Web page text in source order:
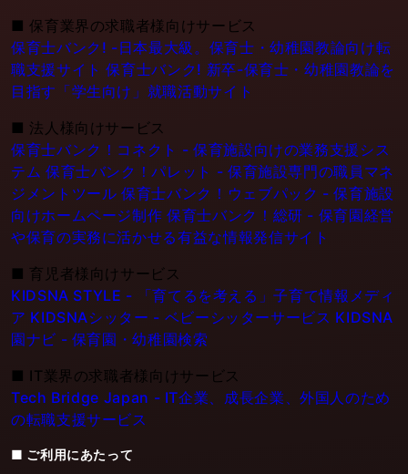
■ 保育業界の求職者様向けサービス
保育士バンク! -日本最大級。保育士・幼稚園教論向け転
職支援サイト 保育士バンク! 新卒-保育士・幼稚園教論を
目指す「学生向け」就職活動サイト
■ 法人様向けサービス
保育士バンク！コネクト - 保育施設向けの業務支援シス
テム 保育士バンク！パレット - 保育施設専門の職員マネ
ジメントツール 保育士バンク！ウェブパック - 保育施設
向けホームページ制作 保育士バンク！総研 - 保育園経営
や保育の実務に活かせる有益な情報発信サイト
■ 育児者様向けサービス
KIDSNA STYLE - 「育てるを考える」子育て情報メディ
ア KIDSNAシッター - ベビーシッターサービス KIDSNA
園ナビ - 保育園・幼稚園検索
■ IT業界の求職者様向けサービス
Tech Bridge Japan - IT企業、成長企業、外国人のため
の転職支援サービス
■ ご利用にあたって